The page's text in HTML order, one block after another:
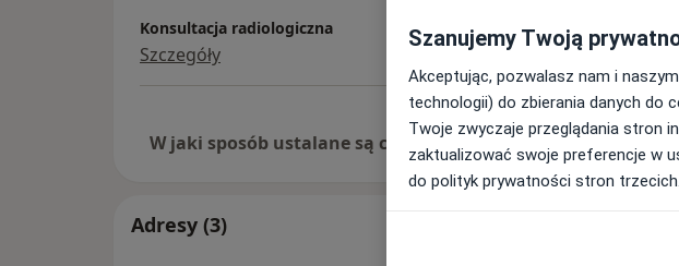
Konsultacja radiologiczna
Szczegóły
W jaki sposób ustalane są ceny?
Adresy (3)
Szanujemy Twoją
Akceptując, pozwalasz nam i
technologii) do zbierania danych do
Twoje zwyczaje przeglądania stron
zaktualizować swoje preferencje w
do polityk prywatności stron